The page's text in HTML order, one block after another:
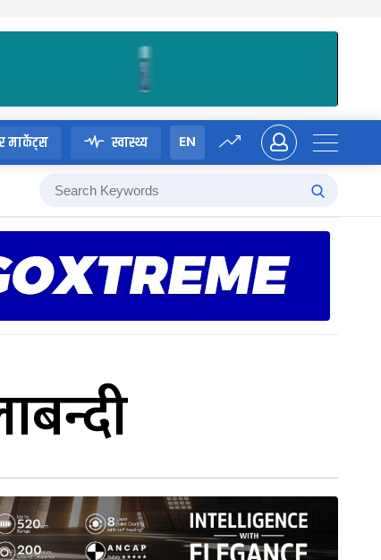
मार्केट्स स्वास्थ्य EN